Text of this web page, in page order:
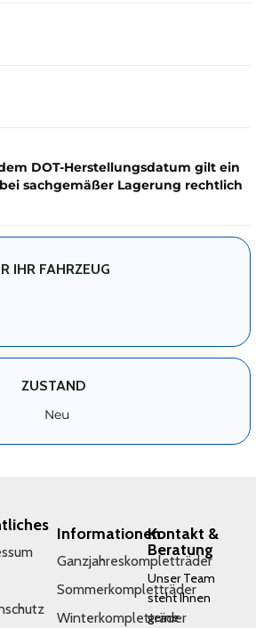
DOT-Herstellungsdatum gilt ein
sachgemäßer Lagerung rechtlich
IHR FAHRZEUG
ZUSTAND
Neu
Informationen
Ganzjahreskompletträder
Sommerkompletträder
Winterkompletträder
Kontakt &
Beratung
Unser Team
steht Ihnen
gerne